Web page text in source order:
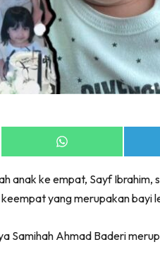
Share
on
anak ke empat, Sayf Ibrahim,
yang merupakan bayi
Samihah Ahmad Baderi